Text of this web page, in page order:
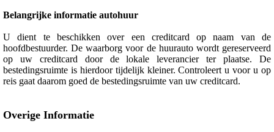
Belangrijke informatie autohuur
U dient te beschikken over een creditcard op naam van de
hoofdbestuurder. De waarborg voor de huurauto wordt gereserveerd
op uw creditcard door de lokale leverancier ter plaatse. De
bestedingsruimte is hierdoor tijdelijk kleiner. Controleert u voor u op
reis gaat daarom goed de bestedingsruimte van uw creditcard.
Overige Informatie